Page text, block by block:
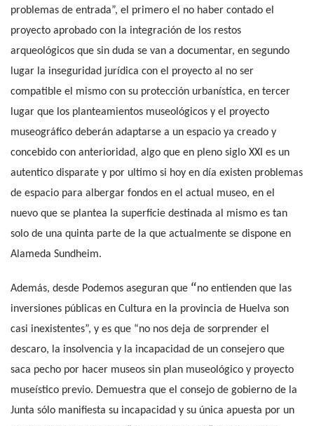
problemas de entrada”, el primero el no haber contado el
proyecto aprobado con la integración de los restos
arqueológicos que sin duda se van a documentar, en segundo
lugar la inseguridad jurídica con el proyecto al no ser
compatible el mismo con su protección urbanística, en tercer
lugar que los planteamientos museológicos y el proyecto
museográfico deberán adaptarse a un espacio ya creado y
concebido con anterioridad, algo que en pleno siglo XXI es un
autentico disparate y por ultimo si hoy en día existen problemas
de espacio para albergar fondos en el actual museo, en el
nuevo que se plantea la superficie destinada al mismo es tan
solo de una quinta parte de la que actualmente se dispone en
Alameda Sundheim.
Además, desde Podemos aseguran que “no entienden que las
inversiones públicas en Cultura en la provincia de Huelva son
casi inexistentes”, y es que “no nos deja de sorprender el
descaro, la insolvencia y la incapacidad de un consejero que
saca pecho por hacer museos sin plan museológico y proyecto
museístico previo. Demuestra que el consejo de gobierno de la
Junta sólo manifiesta su incapacidad y su única apuesta por un